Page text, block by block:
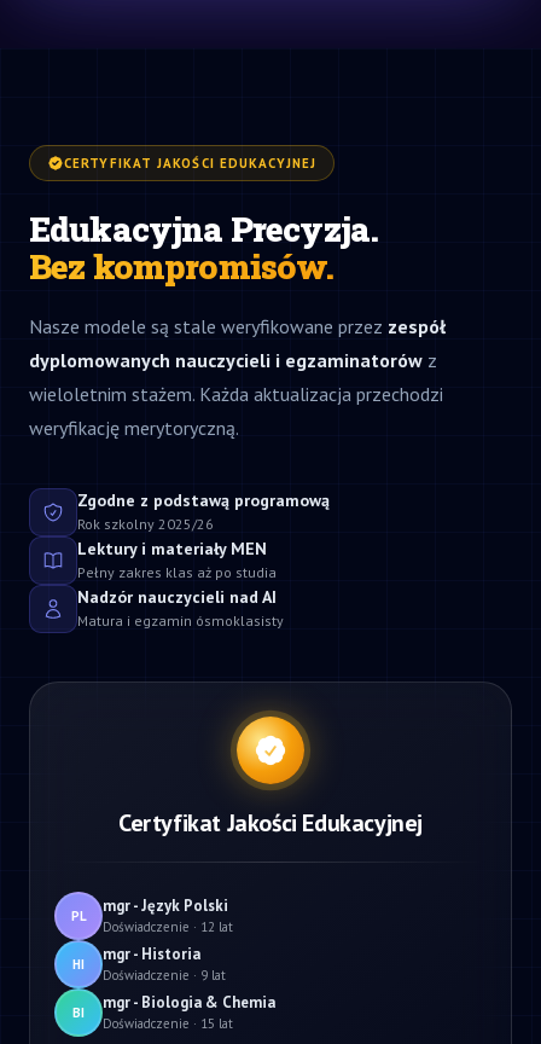
CERTYFIKAT JAKOŚCI EDUKACYJNEJ
Edukacyjna Precyzja.
Bez kompromisów.
Nasze modele są stale weryfikowane przez zespół
dyplomowanych nauczycieli i egzaminatorów z
wieloletnim stażem. Każda aktualizacja przechodzi
weryfikację merytoryczną.
Zgodne z podstawą programową
Rok szkolny 2025/26
Lektury i materiały MEN
Pełny zakres klas aż po studia
Nadzór nauczycieli nad AI
Matura i egzamin ósmoklasisty
Certyfikat Jakości Edukacyjnej
PL mgr - Język Polski
Doświadczenie · 12 lat
HI mgr - Historia
Doświadczenie · 9 lat
BI mgr - Biologia & Chemia
Doświadczenie · 15 lat